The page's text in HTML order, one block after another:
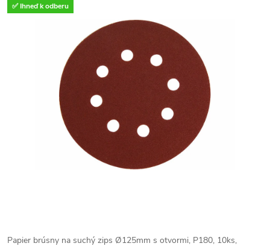
✅ Ihneď k odberu
Papier brúsny na suchý zips Ø125mm s otvormi, P180, 10ks,